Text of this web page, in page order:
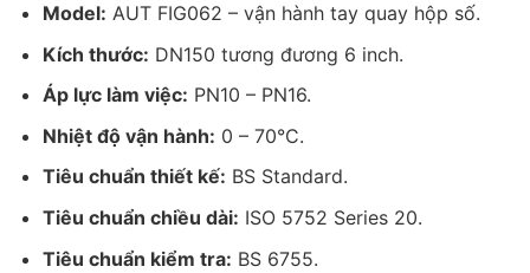
Model: AUT FIG062 – vận hành tay quay hộp số.
Kích thước: DN150 tương đương 6 inch.
Áp lực làm việc: PN10 – PN16.
Nhiệt độ vận hành: 0 – 70°C.
Tiêu chuẩn thiết kế: BS Standard.
Tiêu chuẩn chiều dài: ISO 5752 Series 20.
Tiêu chuẩn kiểm tra: BS 6755.